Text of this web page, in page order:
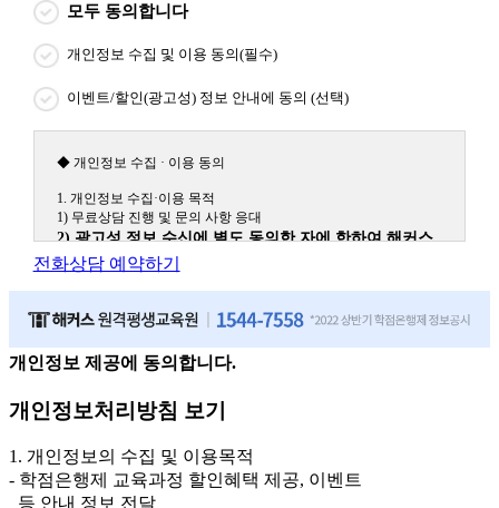
모두 동의합니다
개인정보 수집 및 이용 동의(필수)
이벤트/할인(광고성) 정보 안내에 동의 (선택)
◆ 개인정보 수집 · 이용 동의
1. 개인정보 수집·이용 목적
1) 무료상담 진행 및 문의 사항 응대
2) 광고성 정보 수신에 별도 동의한 자에 한하여 해커스
원격평생교육원을 비롯한 해커스 교육그룹의 새로운 서
(해커스교육그룹: 해커스인강, 해커스프랩, 해커스톡, 해커스중국
원, 해커스경찰, 해커스소방, 해커스공인중개사, 해커스주택관리
사, 해커스편입 등)
2. 개인정보 수집·이용 항목: 이름, 휴대폰번호
3. 개인정보 보유/이용 기간: 법령상 정하는 경우를 제외
하고는 회원탈퇴 시까지 이용 및 보관합니다. 단, 비회원
이거나 상담 시로부터 3년 이내 탈퇴하는 자의 경우, 소
전화상담 예약하기
개인정보 제공에 동의합니다.
개인정보처리방침 보기
1. 개인정보의 수집 및 이용목적
- 학점은행제 교육과정 할인혜택 제공, 이벤트
등 안내 정보 전달